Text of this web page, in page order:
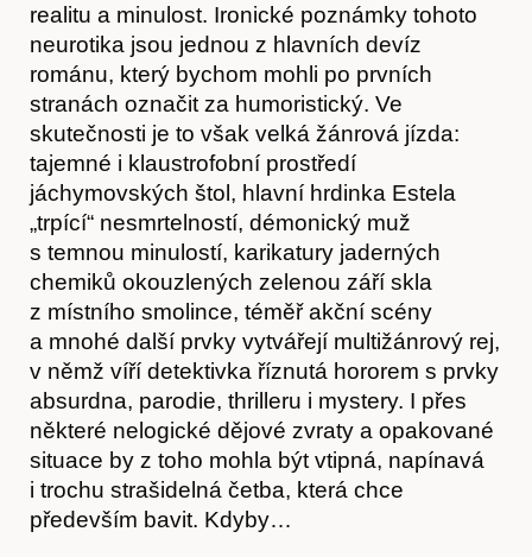
Časopis
realitu a minulost. Ironické poznámky tohoto
neurotika jsou jednou z hlavních devíz
románu, který bychom mohli po prvních
stranách označit za humoristický. Ve
skutečnosti je to však velká žánrová jízda:
tajemné i klaustrofobní prostředí
jáchymovských štol, hlavní hrdinka Estela
„trpící“ nesmrtelností, démonický muž
s temnou minulostí, karikatury jaderných
chemiků okouzlených zelenou září skla
z místního smolince, téměř akční scény
a mnohé další prvky vytvářejí multižánrový rej,
v němž víří detektivka říznutá hororem s prvky
absurdna, parodie, thrilleru i mystery. I přes
některé nelogické dějové zvraty a opakované
situace by z toho mohla být vtipná, napínavá
i trochu strašidelná četba, která chce
především bavit. Kdyby…